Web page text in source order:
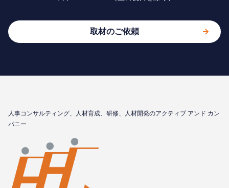
取材のご依頼
⼈事コンサルティング、⼈材育成、研修、⼈材開発のアクティブ アンド カン
パニー